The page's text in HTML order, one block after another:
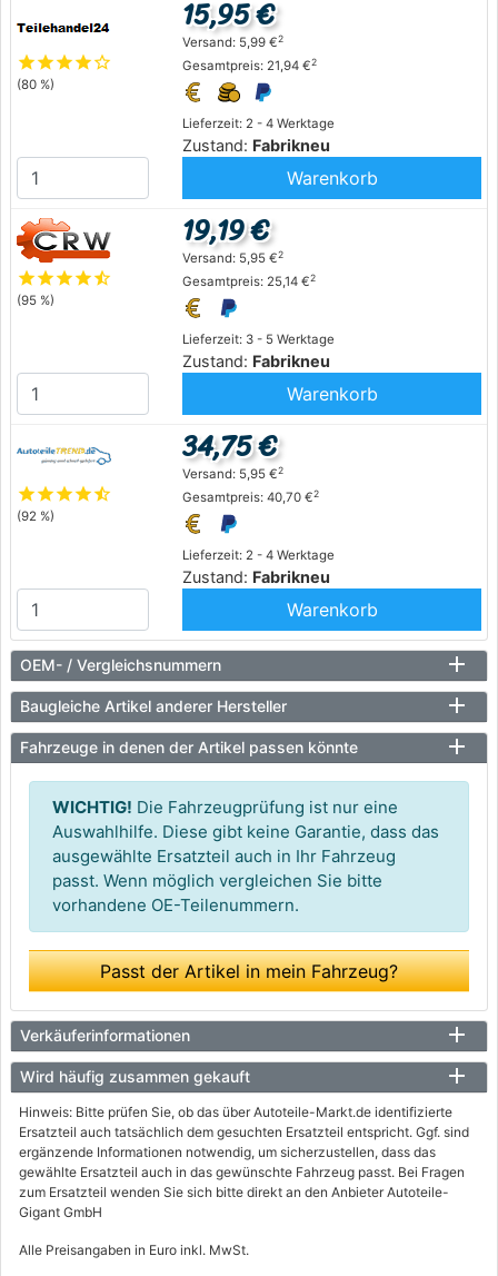
starstarstarstarstar_outline
(80 %)
Lieferzeit: 2 - 4 Werktage
Zustand: Fabrikneu
15,95 €
Versand: 5,99 €2
Gesamtpreis: 21,94 €2
Warenkorb
starstarstarstarstar_half
(95 %)
Lieferzeit: 3 - 5 Werktage
Zustand: Fabrikneu
19,19 €
Versand: 5,95 €2
Gesamtpreis: 25,14 €2
Warenkorb
starstarstarstarstar_half
(92 %)
Lieferzeit: 2 - 4 Werktage
Zustand: Fabrikneu
34,75 €
Versand: 5,95 €2
Gesamtpreis: 40,70 €2
Warenkorb
OEM- / Vergleichsnummern
Baugleiche Artikel anderer Hersteller
Fahrzeuge in denen der Artikel passen könnte
WICHTIG! Die Fahrzeugprüfung ist nur eine
Auswahlhilfe. Diese gibt keine Garantie, dass das
ausgewählte Ersatzteil auch in Ihr Fahrzeug
passt. Wenn möglich vergleichen Sie bitte
vorhandene OE-Teilenummern.
Passt der Artikel in mein Fahrzeug?
Verkäuferinformationen
Wird häufig zusammen gekauft
Hinweis: Bitte prüfen Sie, ob das über Autoteile-Markt.de identifizierte
Ersatzteil auch tatsächlich dem gesuchten Ersatzteil entspricht. Ggf. sind
ergänzende Informationen notwendig, um sicherzustellen, dass das
gewählte Ersatzteil auch in das gewünschte Fahrzeug passt. Bei Fragen
zum Ersatzteil wenden Sie sich bitte direkt an den Anbieter Autoteile-
Gigant GmbH
Alle Preisangaben in Euro inkl. MwSt.